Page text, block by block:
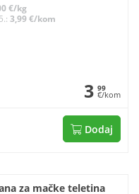
€/kg
3,99 €/kom
3 99
€/kom
Dodaj
za mačke teletina